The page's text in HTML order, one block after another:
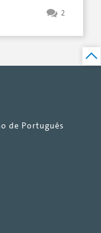
2
de Português